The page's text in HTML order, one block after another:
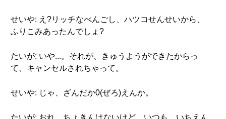
せいや: え?リッチなべんごし、ハツコせんせいから、
ふりこみあったんでしょ?
たいが: いや...。それが、きゅうようができたからっ
て、キャンセルされちゃって。
せいや: じゃ、ざんだか0(ぜろ)えんか。
たいが: おれ、ちょきんはないけど、いつも、いちえん